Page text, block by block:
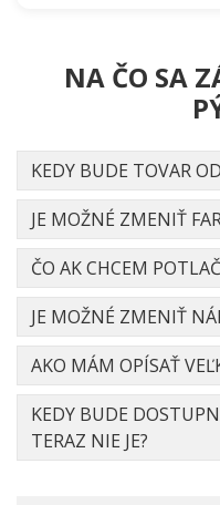
NA ČO SA
KEDY BUDE TOVAR
JE MOŽNÉ ZMENIŤ
ČO AK CHCEM
JE MOŽNÉ ZMENIŤ
AKO MÁM OPÍSAŤ
KEDY BUDE
TERAZ NIE JE?